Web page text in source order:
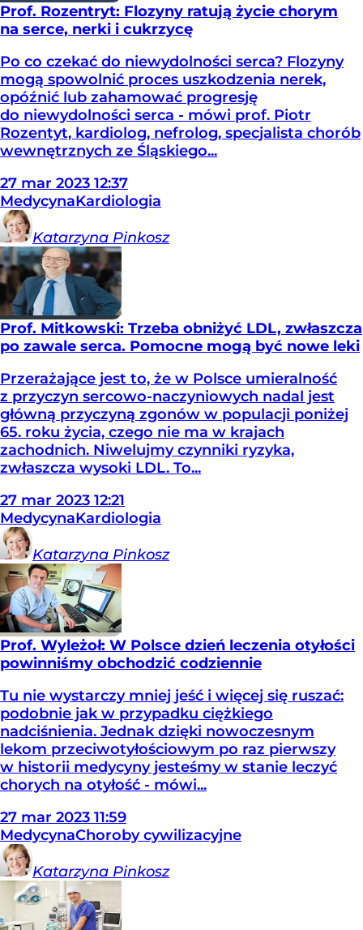
Prof. Rozentryt: Flozyny ratują życie chorym
na serce, nerki i cukrzycę
Po co czekać do niewydolności serca? Flozyny
mogą spowolnić proces uszkodzenia nerek,
opóźnić lub zahamować progresję
do niewydolności serca - mówi prof. Piotr
Rozentyt, kardiolog, nefrolog, specjalista chorób
wewnętrznych ze Śląskiego...
27 mar 2023 12:37
MedycynaKardiologia
Katarzyna Pinkosz
Prof. Mitkowski: Trzeba obniżyć LDL, zwłaszcza
po zawale serca. Pomocne mogą być nowe leki
Przerażające jest to, że w Polsce umieralność
z przyczyn sercowo-naczyniowych nadal jest
główną przyczyną zgonów w populacji poniżej
65. roku życia, czego nie ma w krajach
zachodnich. Niwelujmy czynniki ryzyka,
zwłaszcza wysoki LDL. To...
27 mar 2023 12:21
MedycynaKardiologia
Katarzyna Pinkosz
Prof. Wyleżoł: W Polsce dzień leczenia otyłości
powinniśmy obchodzić codziennie
Tu nie wystarczy mniej jeść i więcej się ruszać:
podobnie jak w przypadku ciężkiego
nadciśnienia. Jednak dzięki nowoczesnym
lekom przeciwotyłościowym po raz pierwszy
w historii medycyny jesteśmy w stanie leczyć
chorych na otyłość - mówi...
27 mar 2023 11:59
MedycynaChoroby cywilizacyjne
Katarzyna Pinkosz